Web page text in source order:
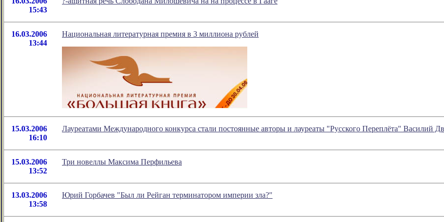
15:43
16.03.2006
13:44
Национальная литературная премия в 3 миллиона рублей
15.03.2006
16:10
Лауреатами Международного конкурса стали постоянные авторы и лауреаты "Русского Переплёта" Василий
15.03.2006
13:52
Три новеллы Максима Перфильева
13.03.2006
13:58
Юрий Горбачев "Был ли Рейган терминатором империи зла?"